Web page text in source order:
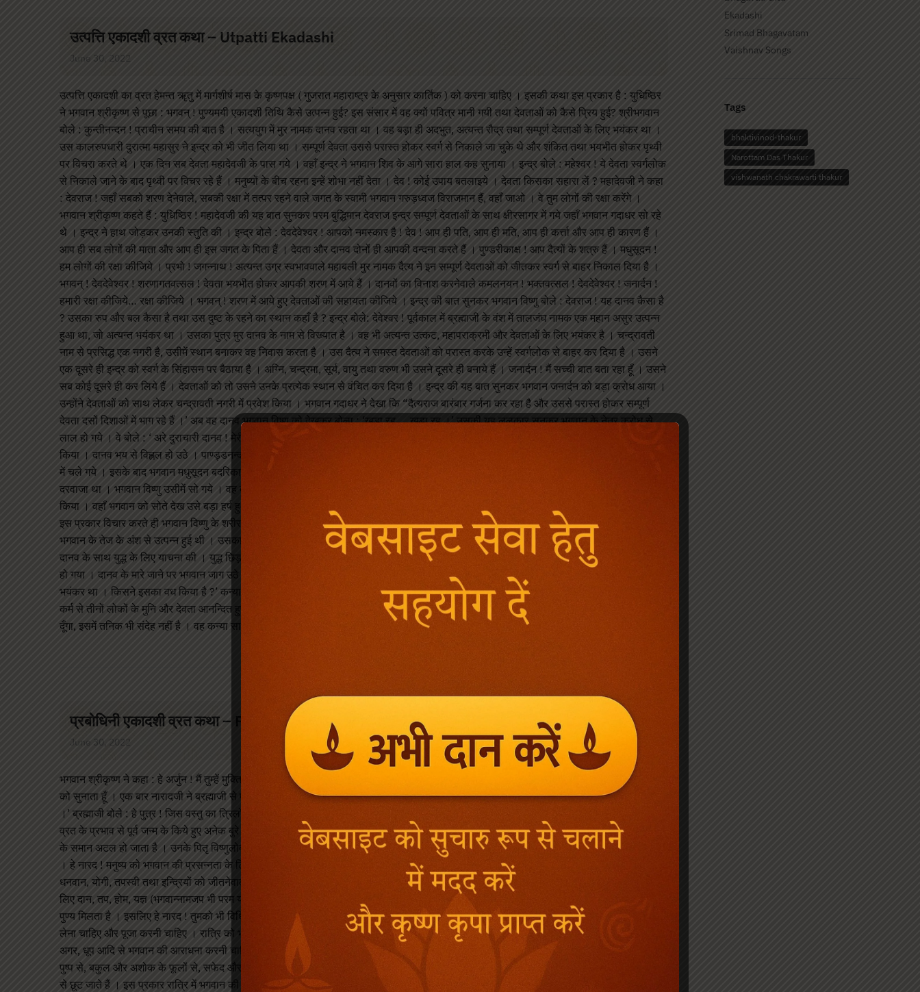
उत्पत्ति एकादशी व्रत कथा – Utpatti Ekadashi
June 30, 2022
उत्पत्ति एकादशी का व्रत हेमन्त ॠतु में मार्गशीर्ष मास के कृष्णपक्ष ( गुजरात महाराष्ट्र के अनुसार कार्तिक ) को करना चाहिए । इसकी कथा इस प्रकार है : युधिष्ठिर
ने भगवान श्रीकृष्ण से पूछा : भगवन् ! पुण्यमयी एकादशी तिथि कैसे उत्पन्न हुई? इस संसार में वह क्यों पवित्र मानी गयी तथा देवताओं को कैसे प्रिय हुई? श्रीभगवान
बोले : कुन्तीनन्दन ! प्राचीन समय की बात है । सत्ययुग में मुर नामक दानव रहता था । वह बड़ा ही अदभुत, अत्यन्त रौद्र तथा सम्पूर्ण देवताओं के लिए भयंकर था ।
उस कालरुपधारी दुरात्मा महासुर ने इन्द्र को भी जीत लिया था । सम्पूर्ण देवता उससे परास्त होकर स्वर्ग से निकाले जा चुके थे और शंकित तथा भयभीत होकर पृथ्वी
पर विचरा करते थे । एक दिन सब देवता महादेवजी के पास गये । वहाँ इन्द्र ने भगवान शिव के आगे सारा हाल कह सुनाया । इन्द्र बोले : महेश्वर ! ये देवता स्वर्गलोक
से निकाले जाने के बाद पृथ्वी पर विचर रहे हैं । मनुष्यों के बीच रहना इन्हें शोभा नहीं देता । देव ! कोई उपाय बतलाइये । देवता किसका सहारा लें ? महादेवजी ने कहा
: देवराज ! जहाँ सबको शरण देनेवाले, सबकी रक्षा में तत्पर रहने वाले जगत के स्वामी भगवान गरुड़ध्वज विराजमान हैं, वहाँ जाओ । वे तुम लोगों की रक्षा करेंगे ।
भगवान श्रीकृष्ण कहते हैं : युधिष्ठिर ! महादेवजी की यह बात सुनकर परम बुद्धिमान देवराज इन्द्र सम्पूर्ण देवताओं के साथ क्षीरसागर में गये जहाँ भगवान गदाधर सो रहे
थे । इन्द्र ने हाथ जोड़कर उनकी स्तुति की । इन्द्र बोले : देवदेवेश्वर ! आपको नमस्कार है ! देव ! आप ही पति, आप ही मति, आप ही कर्त्ता और आप ही कारण हैं ।
आप ही सब लोगों की माता और आप ही इस जगत के पिता हैं । देवता और दानव दोनों ही आपकी वन्दना करते हैं । पुण्डरीकाक्ष ! आप दैत्यों के शत्रु हैं । मधुसूदन !
हम लोगों की रक्षा कीजिये । प्रभो ! जगन्नाथ ! अत्यन्त उग्र स्वभाववाले महाबली मुर नामक दैत्य ने इन सम्पूर्ण देवताओं को जीतकर स्वर्ग से बाहर निकाल दिया है ।
भगवन् ! देवदेवेश्वर ! शरणागतवत्सल ! देवता भयभीत होकर आपकी शरण में आये हैं । दानवों का विनाश करनेवाले कमलनयन ! भक्तवत्सल ! देवदेवेश्वर ! जनार्दन !
हमारी रक्षा कीजिये… रक्षा कीजिये । भगवन् ! शरण में आये हुए देवताओं की सहायता कीजिये । इन्द्र की बात सुनकर भगवान विष्णु बोले : देवराज ! यह दानव कैसा है
? उसका रुप और बल कैसा है तथा उस दुष्ट के रहने का स्थान कहाँ है ? इन्द्र बोले: देवेश्वर ! पूर्वकाल में ब्रह्माजी के वंश में तालजंघ नामक एक महान असुर उत्पन्न
हुआ था, जो अत्यन्त भयंकर था । उसका पुत्र मुर दानव के नाम से विख्यात है । वह भी अत्यन्त उत्कट, महापराक्रमी और देवताओं के लिए भयंकर है । चन्द्रावती
नाम से प्रसिद्ध एक नगरी है, उसीमें स्थान बनाकर वह निवास करता है । उस दैत्य ने समस्त देवताओं को परास्त करके उन्हें स्वर्गलोक से बाहर कर दिया है । उसने
एक दूसरे ही इन्द्र को स्वर्ग के सिंहासन पर बैठाया है । अग्नि, चन्द्रमा, सूर्य, वायु तथा वरुण भी उसने दूसरे ही बनाये हैं । जनार्दन ! मैं सच्ची बात बता रहा हूँ । उसने
सब कोई दूसरे ही कर लिये हैं । देवताओं को तो उसने उनके प्रत्येक स्थान से वंचित कर दिया है । इन्द्र की यह बात सुनकर भगवान जनार्दन को बड़ा क्रोध आया ।
उन्होंने देवताओं को साथ लेकर चन्द्रावती नगरी में प्रवेश किया । भगवान गदाधर ने देखा कि “दैत्यराज बारंबार गर्जना कर रहा है और उससे परास्त होकर सम्पूर्ण
देवता दसों दिशाओं में भाग रहे हैं ।’ अब वह दानव भगवान विष्णु को देखकर बोला : ‘खड़ा रह … खड़ा रह ।’ उसकी यह ललकार सुनकर भगवान के नेत्र क्रोध से
लाल हो गये । वे बोले : ‘ अरे दुराचारी दानव ! मेरी इन भुजाओं को देख ।’ यह कहकर श्रीविष्णु ने अपने दिव्य बाणों से सामने आये हुए दुष्ट दानवों को मारना आरम्भ
किया । दानव भय से विह्लल हो उठे । पाण्ड्डनन्दन ! तत्पश्चात् श्रीविष्णु ने दैत्य सेना पर चक्र का प्रहार किया । उससे छिन्न भिन्न होकर सैकड़ो योद्धा मौत के मुख
में चले गये । इसके बाद भगवान मधुसूदन बदरिकाश्रम को चले गये । वहाँ सिंहावती नाम की गुफा थी, जो बारह योजन लम्बी थी । पाण्ड्डनन्दन ! उस गुफा में एक ही
दरवाजा था । भगवान विष्णु उसीमें सो गये । वह दानव मुर भगवान को मार डालने के उद्योग में उनके पीछे पीछे तो लगा ही था । अत: उसने भी उसी गुफा में प्रवेश
किया । वहाँ भगवान को सोते देख उसे बड़ा हर्ष हुआ । उसने सोचा : ‘यह दानवों को भय देनेवाला देवता है । अत: नि:सन्देह इसे मार डालूँगा ।’ युधिष्ठिर ! दानव के
इस प्रकार विचार करते ही भगवान विष्णु के शरीर से एक कन्या प्रकट हुई, जो बड़ी ही रुपवती, सौभाग्यशालिनी तथा दिव्य अस्त्र शस्त्रों से सुसज्जित थी । वह
भगवान के तेज के अंश से उत्पन्न हुई थी । उसका बल और पराक्रम महान था । युधिष्ठिर ! दानवराज मुर ने उस कन्या को देखा । कन्या ने युद्ध का विचार करके
दानव के साथ युद्ध के लिए याचना की । युद्ध छिड़ गया । कन्या सब प्रकार की युद्धकला में निपुण थी । वह मुर नामक महान असुर उसके हुंकारमात्र से राख का ढेर
हो गया । दानव के मारे जाने पर भगवान जाग उठे । उन्होंने दानव को धरती पर इस प्रकार निष्प्राण पड़ा देखकर कन्या से पूछा : ‘मेरा यह शत्रु अत्यन्त उग्र और
भयंकर था । किसने इसका वध किया है ?’ कन्या बोली: स्वामिन् ! आपके ही प्रसाद से मैंने इस महादैत्य का वध किया है। श्रीभगवान ने कहा : कल्याणी ! तुम्हारे इस
कर्म से तीनों लोकों के मुनि और देवता आनन्दित हुए हैं। अत: तुम्हारे मन में जैसी इच्छा हो, उसके अनुसार मुझसे कोई वर माँग लो । देवदुर्लभ होने पर भी वह वर मैं तुम्हें
दूँगा, इसमें तनिक भी संदेह नहीं है । वह कन्या साक्षात् एकादशी ही थी। उसने कहा: ‘प्रभो !
प्रबोधिनी एकादशी व्रत कथा – Prabodhini Ekadashi
June 30, 2022
भगवान श्रीकृष्ण ने कहा : हे अर्जुन ! मैं तुम्हें मुक्ति देनेवाली कार्तिक मास के शुक्लपक्ष की ‘प्रबोधिनी एकादशी’ के सम्बन्ध में नारद और ब्रह्माजी के बीच हुए वार्तालाप
को सुनाता हूँ । एक बार नारादजी ने ब्रह्माजी से पूछा : ‘हे पिता ! ‘प्रबोधिनी एकादशी’ के व्रत का क्या फल होता है, आप कृपा करके मुझे यह सब विस्तारपूर्वक बतायें
।’ ब्रह्माजी बोले : हे पुत्र ! जिस वस्तु का त्रिलोक में मिलना दुष्कर है, वह वस्तु भी कार्तिक मास के शुक्लपक्ष की ‘प्रबोधिनी एकादशी’ के व्रत से मिल जाती है । इस
व्रत के प्रभाव से पूर्व जन्म के किये हुए अनेक बुरे कर्म क्षणभर में नष्ट हो जाते है । हे पुत्र ! जो मनुष्य श्रद्धापूर्वक इस दिन थोड़ा भी पुण्य करते हैं, उनका वह पुण्य पर्वत
के समान अटल हो जाता है । उनके पितृ विष्णुलोक में जाते हैं । ब्रह्महत्या आदि महान पाप भी ‘प्रबोधिनी एकादशी’ के दिन रात्रि को जागरण करने से नष्ट हो जाते हैं
। हे नारद ! मनुष्य को भगवान की प्रसन्नता के लिए कार्तिक मास की इस एकादशी का व्रत अवश्य करना चाहिए । जो मनुष्य इस एकादशी व्रत को करता है, वह
धनवान, योगी, तपस्वी तथा इन्द्रियों को जीतनेवाला होता है, क्योंकि एकादशी भगवान विष्णु को अत्यंत प्रिय है । इस एकादशी के दिन जो मनुष्य भगवान की प्राप्ति के
लिए दान, तप, होम, यज्ञ (भगवान्नामजप भी परम यज्ञ है। ‘यज्ञानां जपयज्ञोऽस्मि’ । यज्ञों में जपयज्ञ मेरा ही स्वरुप है।’ – श्रीमद्भगवदगीता ) आदि करते हैं, उन्हें अक्षय
पुण्य मिलता है । इसलिए हे नारद ! तुमको भी विधिपूर्वक विष्णु भगवान की पूजा करनी चाहिए । इस एकादशी के दिन मनुष्य को ब्रह्ममुहूर्त में उठकर व्रत का संकल्प
लेना चाहिए और पूजा करनी चाहिए । रात्रि को भगवान के समीप गीत, नृत्य, कथा-कीर्तन करते हुए रात्रि व्यतीत करनी चाहिए । ‘प्रबोधिनी एकादशी’ के दिन पुष्प,
अगर, धूप आदि से भगवान की आराधना करनी चाहिए, भगवान को अर्ध्य देना चाहिए । इसका फल तीर्थ और दान आदि से करोड़ गुना अधिक होता है । जो गुलाब के
पुष्प से, बकुल और अशोक के फूलों से, सफेद और लाल कनेर के फूलों से, दूर्वादल से, शमीपत्र से, चम्पकपुष्प से भगवान विष्णु की पूजा करते हैं, वे आवागमन के चक्र
से छूट जाते हैं । इस प्रकार रात्रि में भगवान की पूजा करके प्रात:काल स्नान के पश्चात् भगवान की प्रार्थना करते हुए गुरु की पूजा करनी चाहिए और सदाचारी व
Ekadashi
Srimad Bhagavatam
Vaishnav Songs
Tags
bhaktivinod-thakur
Narottam Das Thakur
vishwanath chakrawarti thakur